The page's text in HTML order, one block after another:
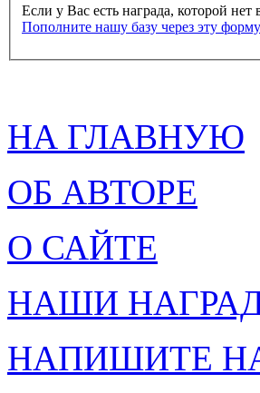
Если у Вас есть награда, которой
Пополните нашу базу через эту
НА ГЛАВНУЮ
ОБ АВТОРЕ
О САЙТЕ
НАШИ
НАПИШИТЕ